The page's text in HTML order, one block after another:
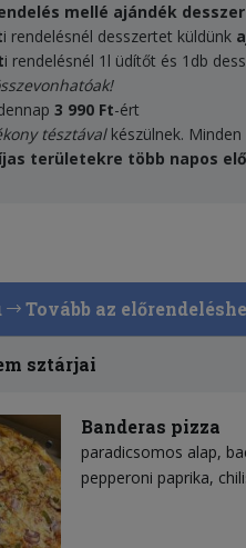
mellé ajándék
i rendelésnél desszertet küldünk
i rendelésnél 1l üdítőt és 1db
3 990 Ft-ért
tésztávalkészülnek.
területekre több napos
Tovább az
sztárjai
Banderas pizza
paradicsomos alap
pepperoni paprika